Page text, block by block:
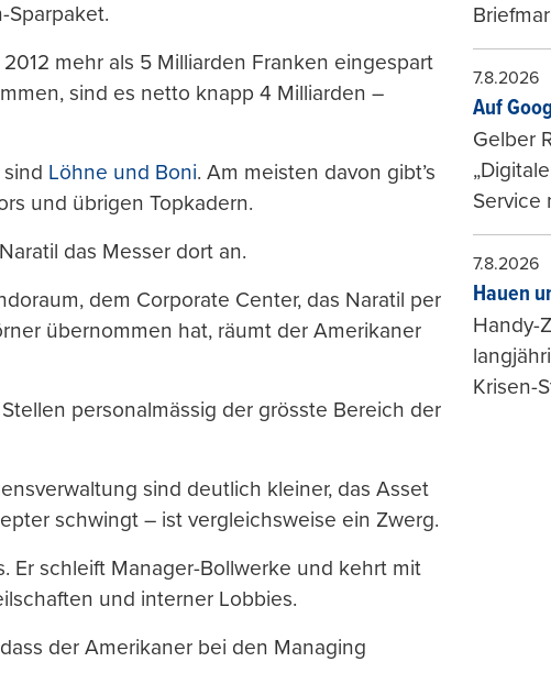
Sparpaket.
mehr als 5 Milliarden Franken eingespart
sind es netto knapp 4 Milliarden –
Löhne und Boni. Am meisten davon gibt’s
und übrigen Topkadern.
das Messer dort an.
dem Corporate Center, das Naratil per
übernommen hat, räumt der Amerikaner
personalmässig der grösste Bereich der
sind deutlich kleiner, das Asset
schwingt – ist vergleichsweise ein Zwerg.
Er schleift Manager-Bollwerke und kehrt mit
und interner Lobbies.
der Amerikaner bei den Managing
7.8.2026
Auf
Gelber
Service
7.8.2026
Hauen
Handy-
Krisen-